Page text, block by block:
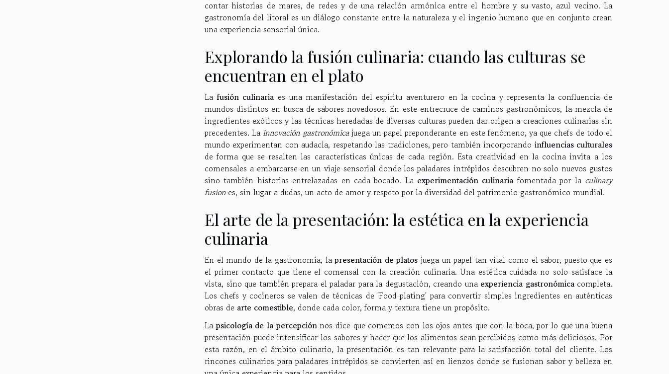
contar historias de mares, de redes y de una relación armónica entre el hombre y su vasto, azul vecino. La
gastronomía del litoral es un diálogo constante entre la naturaleza y el ingenio humano que en conjunto crean
una experiencia sensorial única.
Explorando la fusión culinaria: cuando las culturas se
encuentran en el plato
Lafusión culinaria es una manifestación del espíritu aventurero en la cocina y representa la confluencia de
mundos distintos en busca de sabores novedosos. En este entrecruce de caminos gastronómicos, la mezcla de
ingredientes exóticos y las técnicas heredadas de diversas culturas pueden dar origen a creaciones culinarias sin
precedentes. La innovación gastronómicajuega un papel preponderante en este fenómeno, ya que chefs de todo el
mundo experimentan con audacia, respetando las tradiciones, pero también incorporando influencias culturales
de forma que se resalten las características únicas de cada región. Esta creatividad en la cocina invita a los
comensales a embarcarse en un viaje sensorial donde los paladares intrépidos descubren no solo nuevos gustos
sino también historias entrelazadas en cada bocado. La experimentación culinaria fomentada por la culinary
fusiones, sin lugar a dudas, un acto de amor y respeto por la diversidad del patrimonio gastronómico mundial.
El arte de la presentación: la estética en la experiencia
culinaria
En el mundo de la gastronomía, lapresentación de platos juega un papel tan vital como el sabor, puesto que es
el primer contacto que tiene el comensal con la creación culinaria. Una estética cuidada no solo satisface la
vista, sino que también prepara el paladar para la degustación, creando una experiencia gastronómicacompleta.
Los chefs y cocineros se valen de técnicas de 'Food plating' para convertir simples ingredientes en auténticas
obras de arte comestible, donde cada color, forma y textura tiene un propósito.
La psicología de la percepciónnos dice que comemos con los ojos antes que con la boca, por lo que una buena
presentación puede intensificar los sabores y hacer que los alimentos sean percibidos como más deliciosos. Por
esta razón, en el ámbito culinario, la presentación es tan relevante para la satisfacción total del cliente. Los
rincones culinarios para paladares intrépidos se convierten así en lienzos donde se fusionan sabor y belleza en